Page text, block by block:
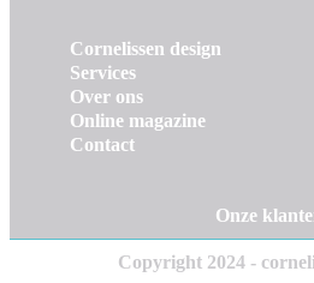
Cornelissen design
Services
Over ons
Online magazine
Contact
Onze
Copyright 2024 -